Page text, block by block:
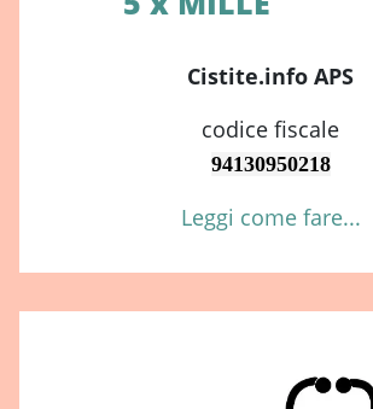
Cistite.info APS
codice fiscale
94130950218
Leggi come fare...